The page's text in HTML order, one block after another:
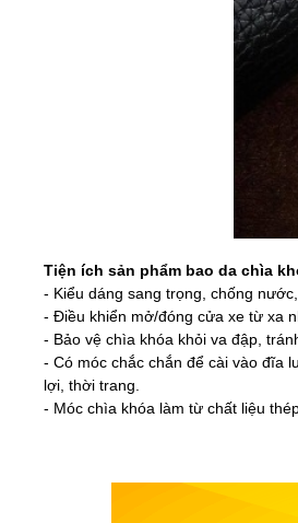
Tiện ích sản phẩm bao da chìa
- Kiểu dáng sang trọng, chống
- Điều khiển mở/đóng cửa xe từ xa
- Bảo vệ chìa khóa khỏi va đập,
- Có móc chắc chắn để cài vào đĩa
lợi, thời trang.
- Móc chìa khóa làm từ chất liệu